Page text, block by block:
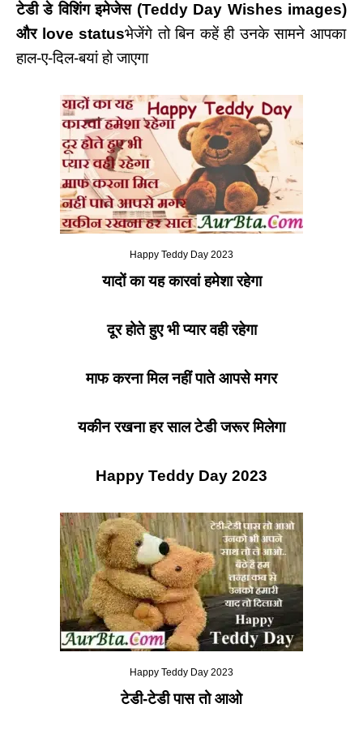
टेडी डे विशिंग इमेजेस (Teddy Day Wishes images)
औरlove statusभेजेंगे तो बिन कहें ही उनके सामने आपका
हाल-ए-दिल-बयां हो जाएगा
Happy Teddy Day 2023
यादों का यह कारवां हमेशा रहेगा
दूर होते हुए भी प्यार वही रहेगा
माफ करना मिल नहीं पाते आपसे मगर
यकीन रखना हर साल टेडी जरूर मिलेगा
Happy Teddy Day 2023
Happy Teddy Day 2023
टेडी-टेडी पास तो आओ